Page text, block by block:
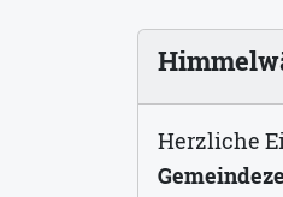
Herzliche